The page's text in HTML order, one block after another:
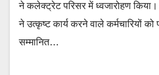
ने कलेक्ट्रेट परिसर में ध्वजारोहण
ने उत्कृष्ट कार्य करने वाले कर्मचारियों
सम्मानित…